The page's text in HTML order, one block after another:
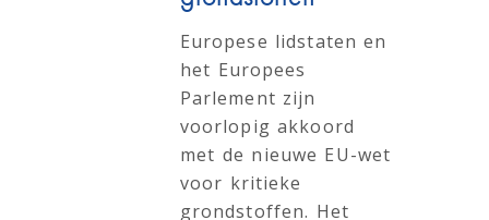
Europese lidstaten en
het Europees
Parlement zijn
voorlopig akkoord
met de nieuwe EU-wet
voor kritieke
grondstoffen. Het